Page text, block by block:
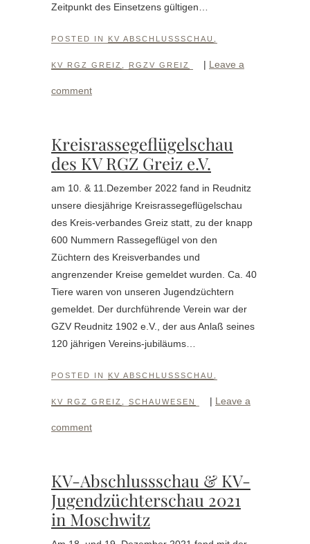
Zeitpunkt des Einsetzens gültigen…
POSTED IN KV ABSCHLUSSSCHAU
KV RGZ GREIZ RGZV GREIZ | Leave a
comment
Kreisrassegeflügelschau
des KV RGZ Greiz e.V.
am 10. & 11.Dezember 2022 fand in Reudnitz
unsere diesjährige Kreisrassegeflügelschau
des Kreis-verbandes Greiz statt, zu der knapp
600 Nummern Rassegeflügel von den
Züchtern des Kreisverbandes und
angrenzender Kreise gemeldet wurden. Ca. 40
Tiere waren von unseren Jugendzüchtern
gemeldet. Der durchführende Verein war der
GZV Reudnitz 1902 e.V., der aus Anlaß seines
120 jährigen Vereins-jubiläums…
POSTED IN KV ABSCHLUSSSCHAU
KV RGZ GREIZ SCHAUWESEN | Leave a
comment
KV-Abschlussschau & KV-
Jugendzüchterschau 2021
in Moschwitz